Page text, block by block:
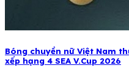
Bóng chuyền nữ Việt Nam
xếp hạng 4 SEA V.Cup 2026